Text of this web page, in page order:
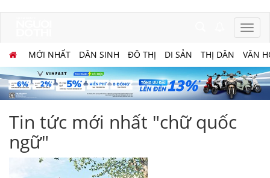
MỚI NHẤT DÂN SINH ĐÔ THỊ DI SẢN THỊ DÂN VĂN
Tin tức mới nhất "chữ quốc
ngữ"